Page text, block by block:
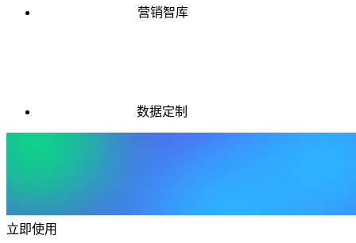
营销智库
数据定制
立即使用